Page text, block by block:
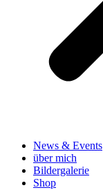
News & Events
über mich
Bildergalerie
Shop